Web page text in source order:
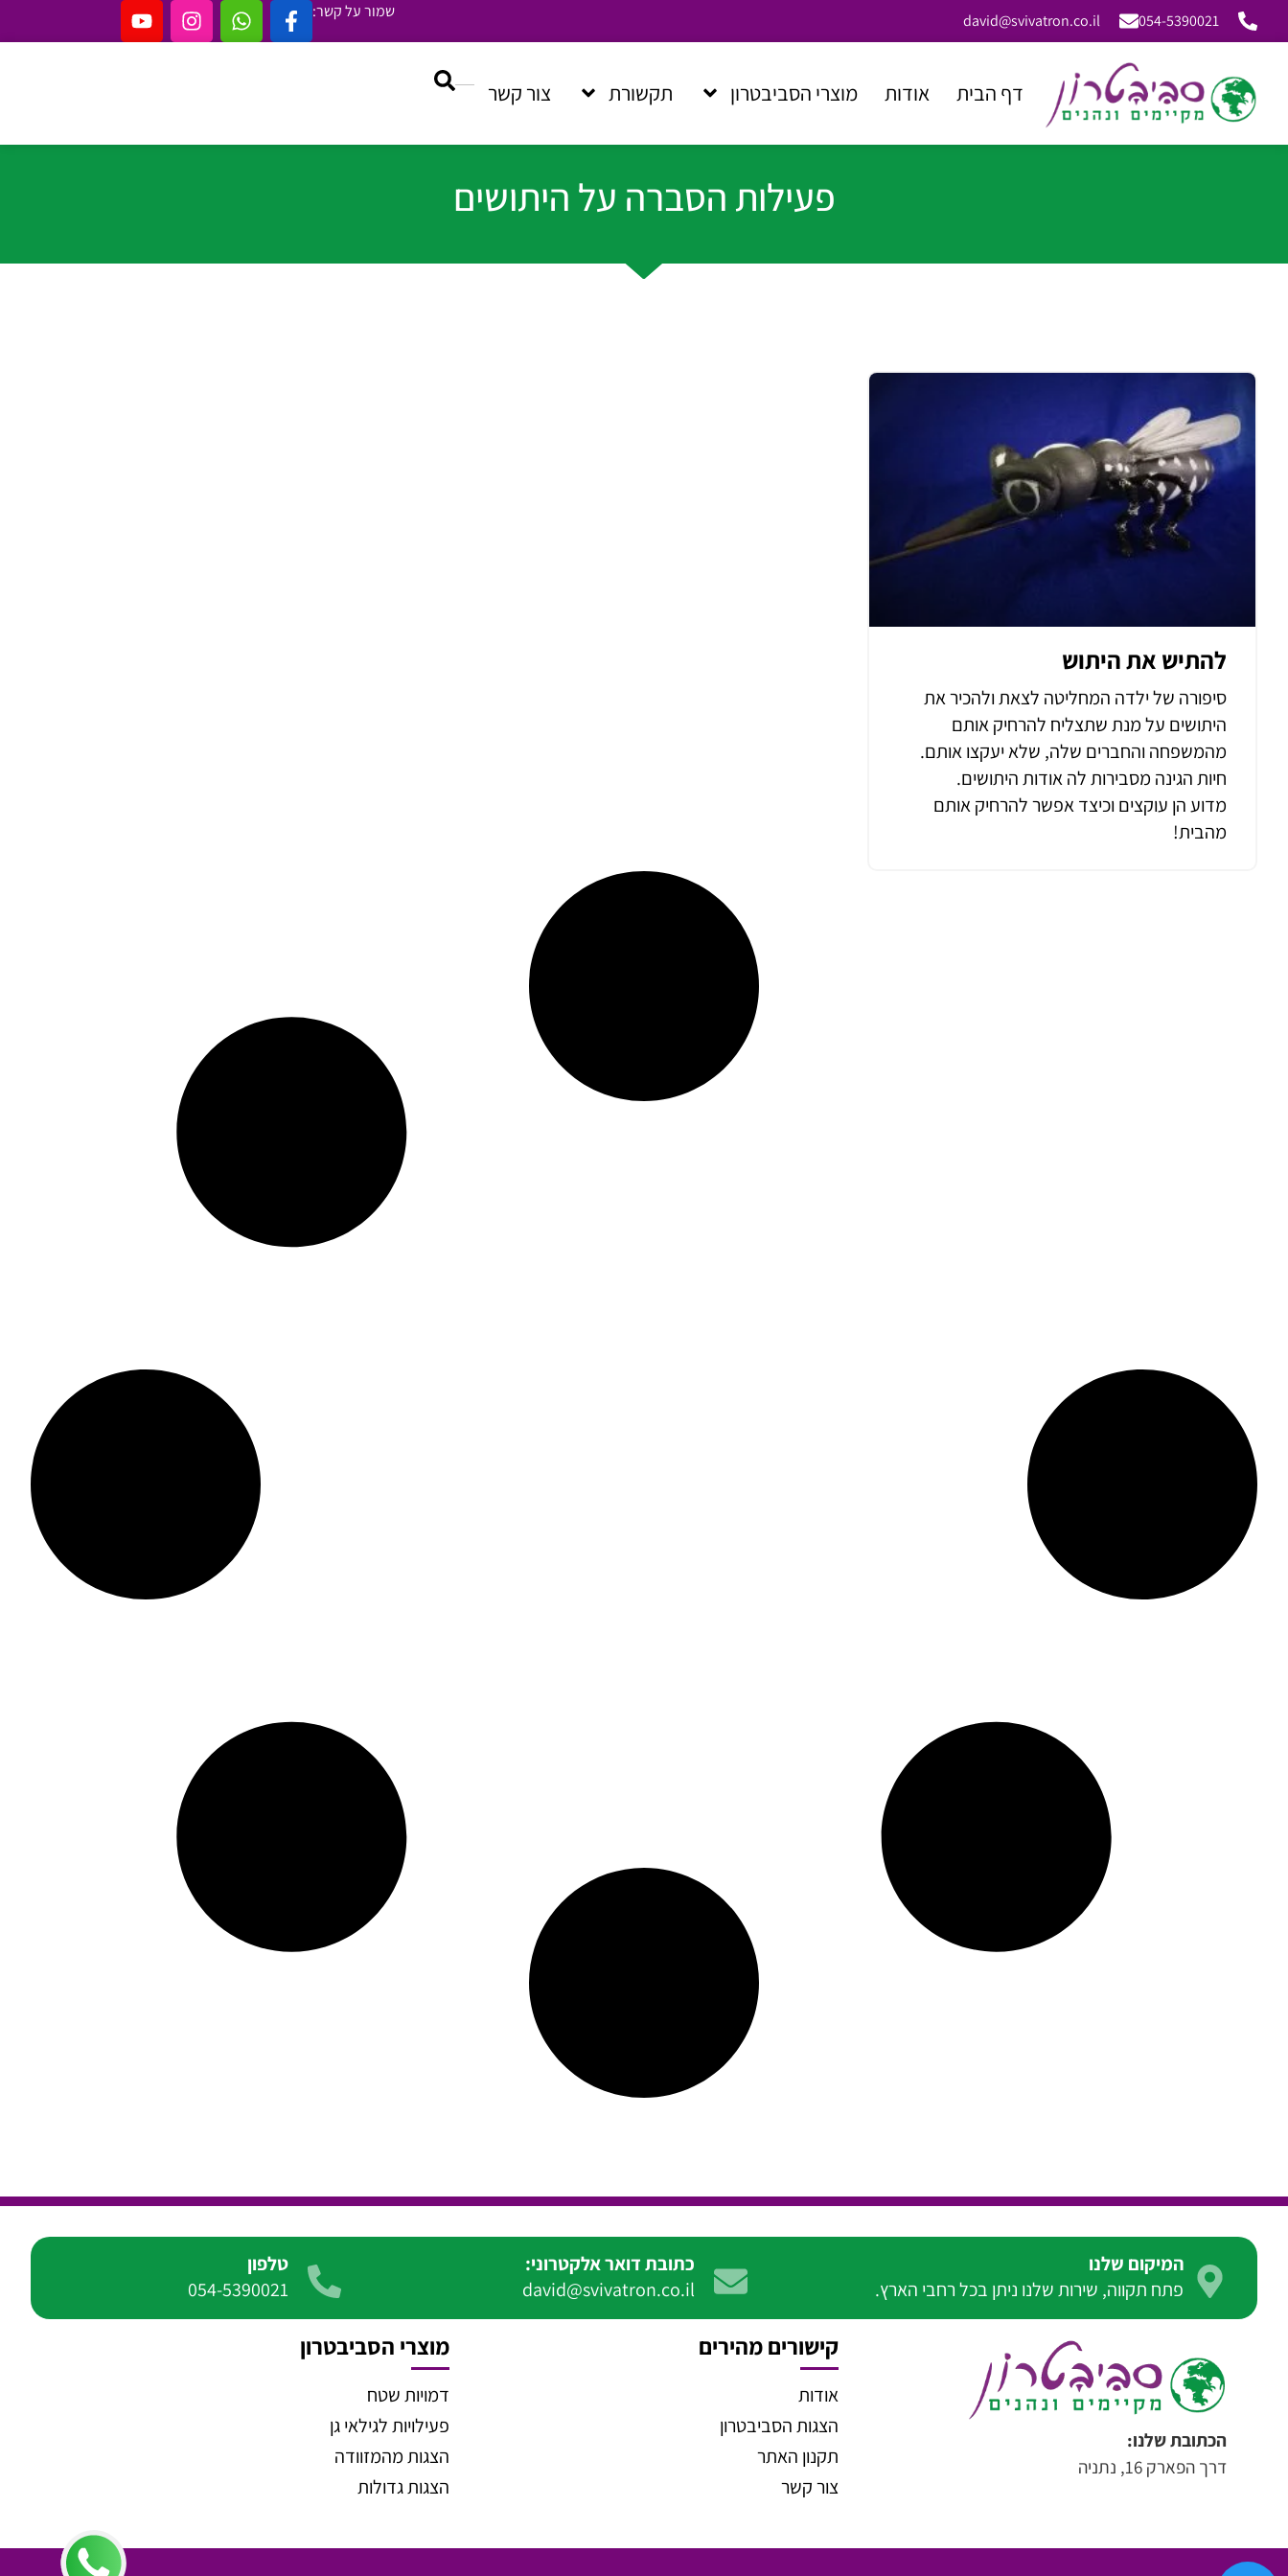
054-5390021
david@svivatron.co.il שמור על קשר:
דף הבית אודות מוצרי הסביבטרון תקשורת צור קשר
פעילות הסברה על היתושים
להתיש את היתוש
סיפורה של ילדה המחליטה לצאת ולהכיר את
היתושים על מנת שתצליח להרחיק אותם
מהמשפחה והחברים שלה, שלא יעקצו אותם.
חיות הגינה מסבירות לה אודות היתושים.
מדוע הן עוקצים וכיצד אפשר להרחיק אותם
מהבית!
המיקום שלנו
פתח תקווה, שירות שלנו ניתן בכל רחבי הארץ.
כתובת דואר אלקטרוני:
david@svivatron.co.il
טלפון
054-5390021
הכתובת שלנו:
דרך הפארק 16, נתניה
קישורים מהירים
אודות
הצגות הסביבטרון
תקנון האתר
צור קשר
מוצרי הסביבטרון
דמויות שטח
פעילויות לגילאי גן
הצגות מהמזוודה
הצגות גדולות